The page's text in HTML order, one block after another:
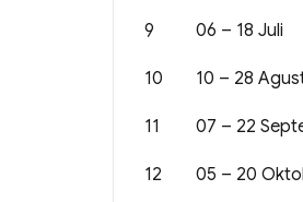
9 06 – 18 Juli
10 10 – 28
11 07 – 22
12 05 – 20